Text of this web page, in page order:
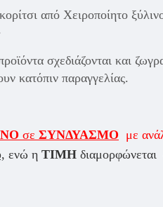
από Χειροποίητο
σχεδιάζονται και
κατόπιν παραγγελίας.
σε ΣΥΝΔΥΑΣΜΟ με
ενώ η ΤΙΜΗ διαμορφώνεται